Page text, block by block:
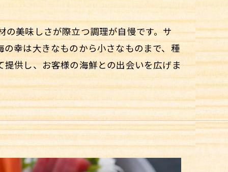
美味しさが際立つ調理が自慢です。サ
幸は大きなものから小さなものまで、種
供し、お客様の海鮮との出会いを広げま